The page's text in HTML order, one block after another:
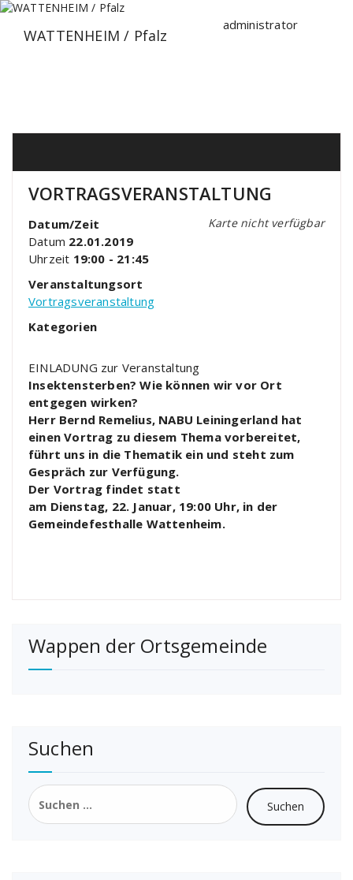
Zum
springenWATTENHEIM / Pfalz
administrator
VORTRAGSVERANSTALTUNG
Karte nicht verfügbar
Datum/Zeit
Datum 22.01.2019
Uhrzeit 19:00 - 21:45
Veranstaltungsort
Vortragsveranstaltung
Kategorien
EINLADUNG zur Veranstaltung
Insektensterben? Wie können wir vor Ort
entgegen wirken?
Herr Bernd Remelius, NABU Leiningerland hat
einen Vortrag zu diesem Thema vorbereitet,
führt uns in die Thematik ein und steht zum
Gespräch zur Verfügung.
Der Vortrag findet statt
am Dienstag, 22. Januar, 19:00 Uhr, in der
Gemeindefesthalle Wattenheim.
Wappen der Ortsgemeinde
Suchen
Suchen
nach: